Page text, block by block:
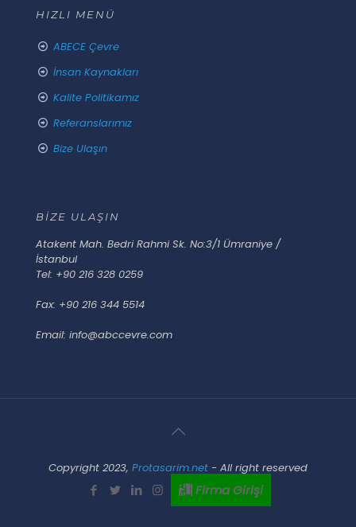
HIZLI MENÜ
ABECE Çevre
İnsan Kaynakları
Kalite Politikamız
Referanslarımız
Bize Ulaşın
BİZE ULAŞIN
Atakent Mah. Bedri Rahmi Sk. No:3/1 Ümraniye /
İstanbul
Tel: +90 216 328 0259
Fax: +90 216 344 5514
Email: info@abccevre.com
Copyright 2023, Protasarim.net - All right reserved
Firma Girişi